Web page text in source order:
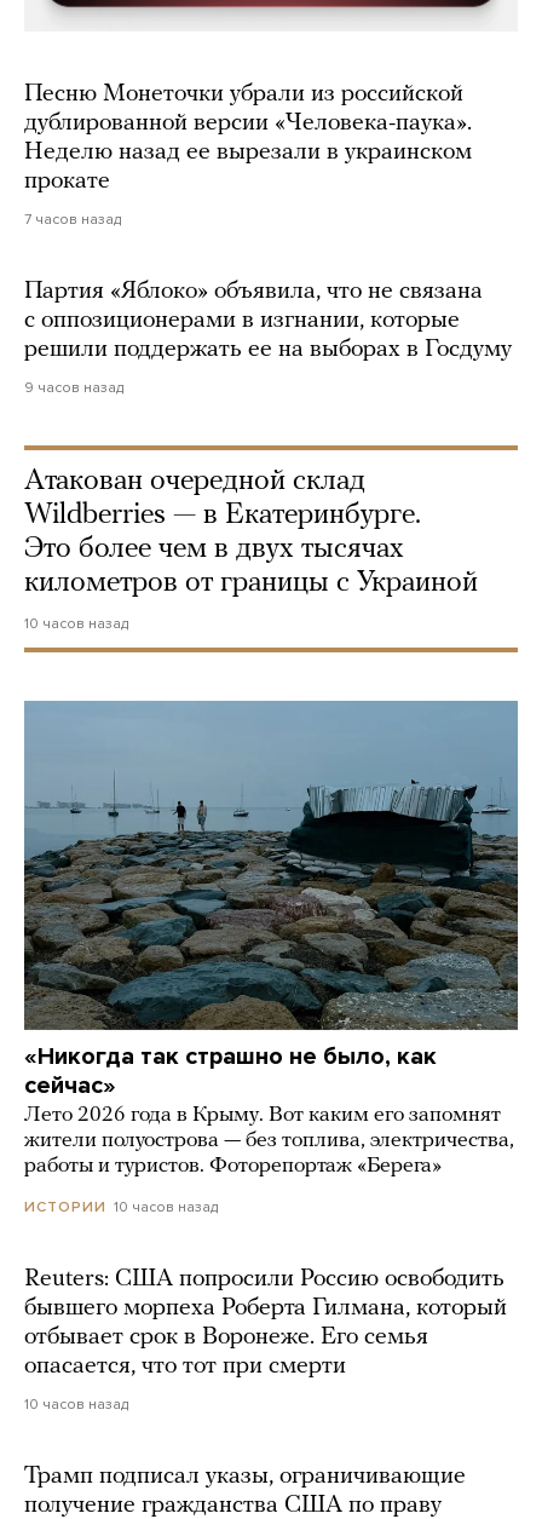
Песню Монеточки убрали из российской
дублированной версии «Человека-паука».
Неделю назад ее вырезали в украинском
прокате
7 часов назад
Партия «Яблоко» объявила, что не связана
с оппозиционерами в изгнании, которые
решили поддержать ее на выборах в Госдуму
9 часов назад
Атакован очередной склад
Wildberries — в Екатеринбурге.
Это более чем в двух тысячах
километров от границы с Украиной
10 часов назад
«Никогда так страшно не было, как
сейчас»
Лето 2026 года в Крыму. Вот каким его запомнят
жители полуострова — без топлива, электричества,
работы и туристов. Фоторепортаж «Берега»
ИСТОРИИ 10 часов назад
Reuters: США попросили Россию освободить
бывшего морпеха Роберта Гилмана, который
отбывает срок в Воронеже. Его семья
опасается, что тот при смерти
10 часов назад
Трамп подписал указы, ограничивающие
получение гражданства США по праву